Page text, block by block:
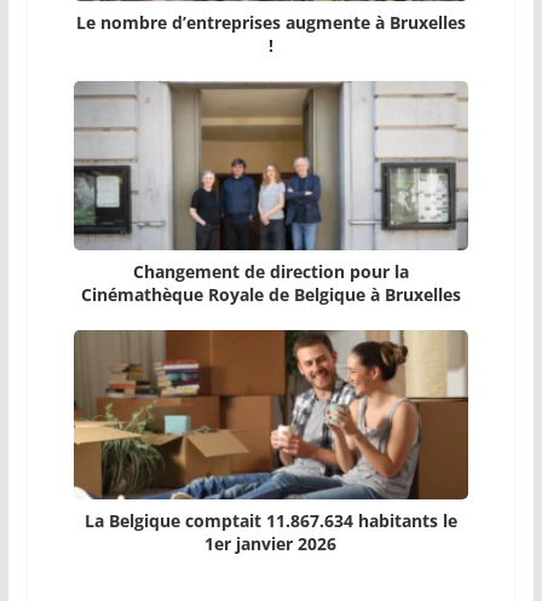
Le nombre d’entreprises augmente à Bruxelles
!
Changement de direction pour la
Cinémathèque Royale de Belgique à Bruxelles
La Belgique comptait 11.867.634 habitants le
1er janvier 2026